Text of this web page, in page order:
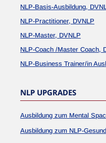
NLP-Basis-Ausbildung,
NLP-Practitioner, DVNLP
NLP-Master, DVNLP
NLP-Coach /Master Coach,
NLP-Business Trainer/in
NLP UPGRADES
Ausbildung zum Mental
Ausbildung zum NLP-